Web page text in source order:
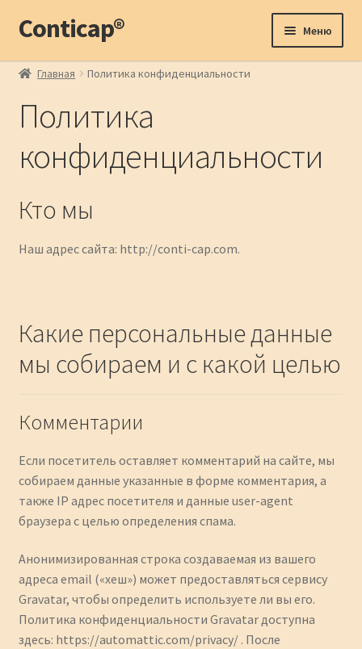
Перейти
навигации
Перейти
содержимому
Conticap® Меню
О нас
Магазин
Бейсболки
Кепки
Шапки
Оплата
Главная Политика конфиденциальности
Политика
конфиденциальности
Кто мы
Наш адрес сайта: http://conti-cap.com.
Какие персональные данные
мы собираем и с какой целью
Комментарии
Если посетитель оставляет комментарий на сайте, мы
собираем данные указанные в форме комментария, а
также IP адрес посетителя и данные user-agent
браузера с целью определения спама.
Анонимизированная строка создаваемая из вашего
адреса email («хеш») может предоставляться сервису
Gravatar, чтобы определить используете ли вы его.
Политика конфиденциальности Gravatar доступна
здесь: https://automattic.com/privacy/ . После